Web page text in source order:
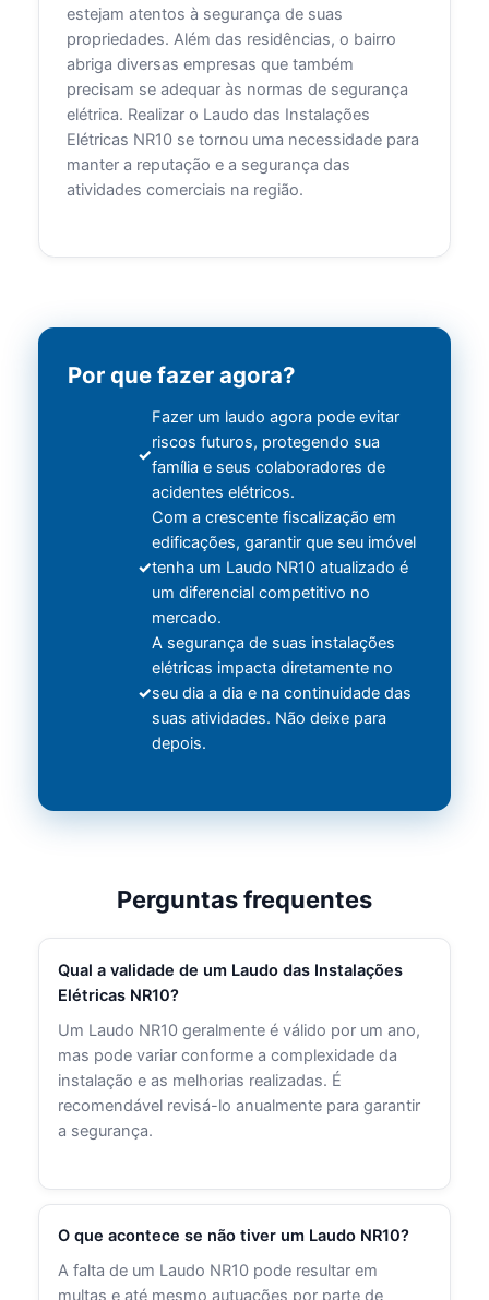
estejam atentos à segurança de suas
propriedades. Além das residências, o bairro
abriga diversas empresas que também
precisam se adequar às normas de segurança
elétrica. Realizar o Laudo das Instalações
Elétricas NR10 se tornou uma necessidade para
manter a reputação e a segurança das
atividades comerciais na região.
Por que fazer agora?
Fazer um laudo agora pode evitar
riscos futuros, protegendo sua
família e seus colaboradores de
acidentes elétricos.
Com a crescente fiscalização em
edificações, garantir que seu imóvel
tenha um Laudo NR10 atualizado é
um diferencial competitivo no
mercado.
A segurança de suas instalações
elétricas impacta diretamente no
seu dia a dia e na continuidade das
suas atividades. Não deixe para
depois.
Perguntas frequentes
Qual a validade de um Laudo das Instalações
Elétricas NR10?
Um Laudo NR10 geralmente é válido por um ano,
mas pode variar conforme a complexidade da
instalação e as melhorias realizadas. É
recomendável revisá-lo anualmente para garantir
a segurança.
O que acontece se não tiver um Laudo NR10?
A falta de um Laudo NR10 pode resultar em
multas e até mesmo autuações por parte de